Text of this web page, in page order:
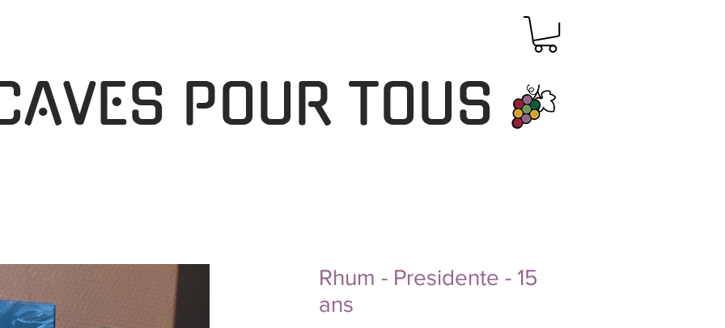
POUR TOUS
Rhum - Presidente - 15
ans